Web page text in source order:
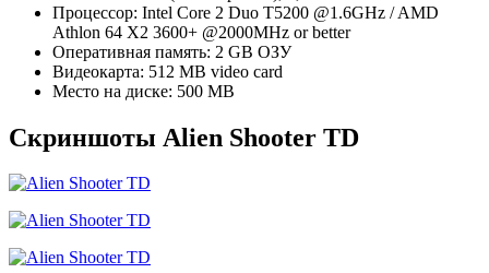
Процессор: Intel Core 2 Duo T5200 @1.6GHz / AMD
Athlon 64 X2 3600+ @2000MHz or better
Оперативная память: 2 GB ОЗУ
Видеокарта: 512 MB video card
Место на диске: 500 MB
Скриншоты Alien Shooter TD